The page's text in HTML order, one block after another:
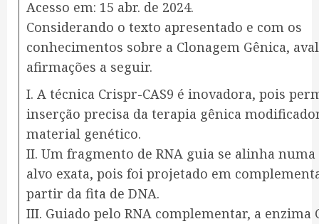
Acesso em: 15 abr. de 2024.
‌Considerando o texto apresentado e com os
conhecimentos sobre a Clonagem Gênica,
afirmações a seguir.
I. A técnica Crispr-CAS9 é inovadora, pois
inserção precisa da terapia gênica
material genético.
II. Um fragmento de RNA guia se alinha numa
alvo exata, pois foi projetado em
partir da fita de DNA.
III. Guiado pelo RNA complementar, a enzima